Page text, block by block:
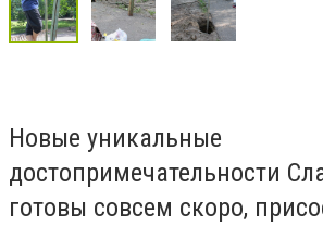
Новые уникальные
достопримечательности
готовы совсем скоро,